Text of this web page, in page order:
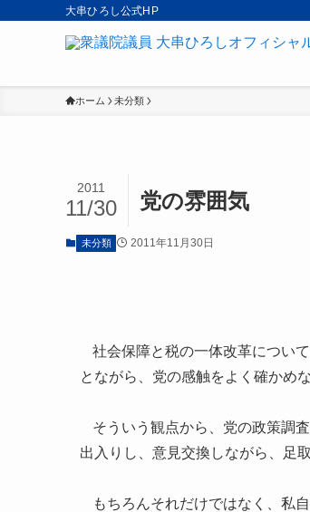
大串ひろし公式HP
ホーム 未分類
党の雰囲気
2011
11/30
未分類 2011年11月30日
社会保障と税の一体改革につい
とながら、党の感触をよく確かめ
そういう観点から、党の政策調
出入りし、意見交換しながら、足
もちろんそれだけではなく、私